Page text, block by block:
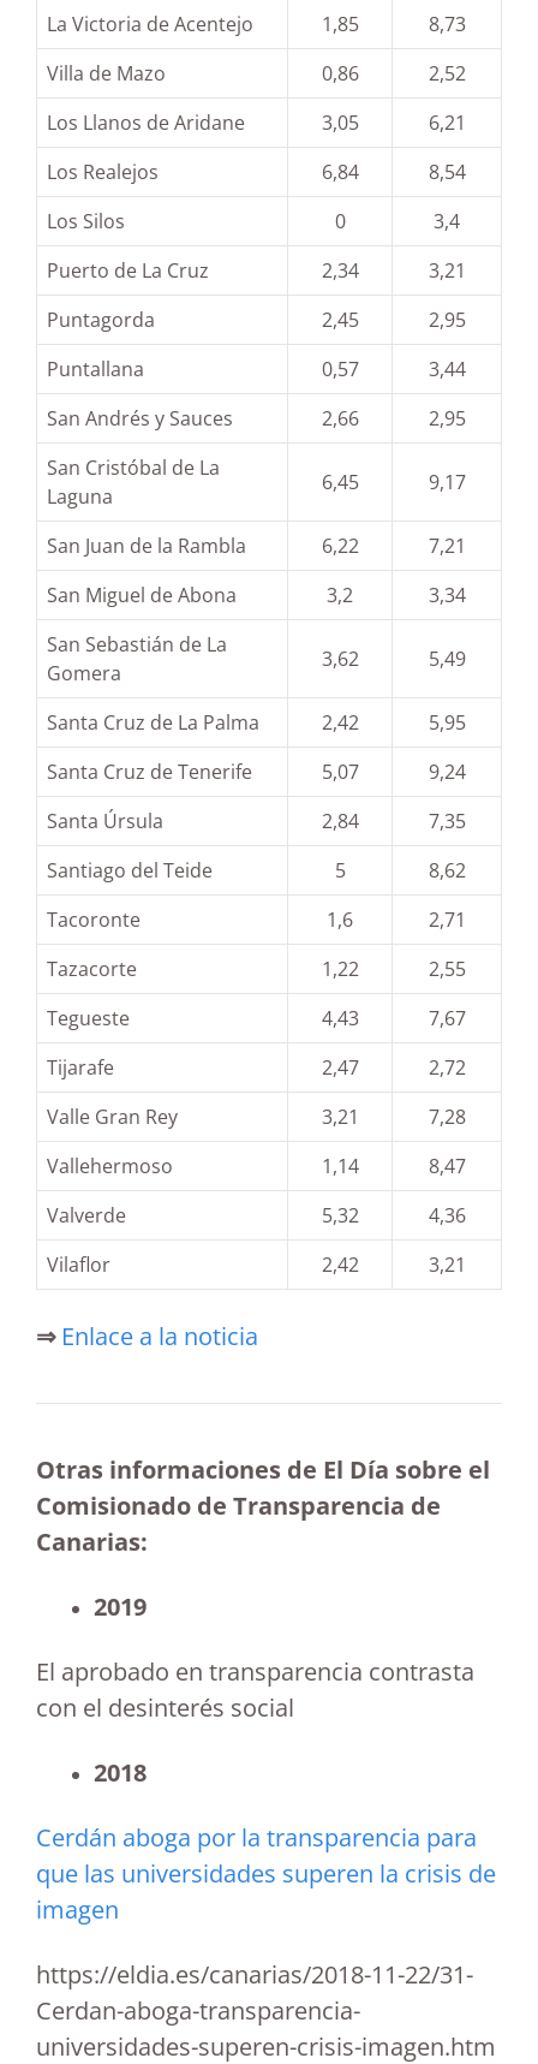
La Victoria de Acentejo 1,85
8,73
Villa de Mazo
0,86
2,52
Los Llanos de Aridane
3,05
6,21
Los Realejos
6,84
8,54
Los Silos
0
3,4
Puerto de La Cruz
2,34
3,21
Puntagorda
2,45
2,95
Puntallana
0,57
3,44
San Andrés y Sauces
2,66
2,95
San Cristóbal de La
Laguna
6,45 9,17
San Juan de la Rambla 6,22
7,21
San Miguel de Abona
3,2
3,34
San Sebastián de La
Gomera
3,62 5,49
Santa Cruz de La Palma 2,42
5,95
Santa Cruz de Tenerife
5,07
9,24
Santa Úrsula
2,84
7,35
Santiago del Teide
5
8,62
Tacoronte
1,6
2,71
Tazacorte
1,22
2,55
Tegueste
4,43
7,67
Tijarafe
2,47
2,72
Valle Gran Rey
3,21
7,28
Vallehermoso
1,14
8,47
Valverde
5,32
4,36
Vilaflor
2,42 3,21
⇒ Enlace a la noticia
Otras informaciones de El Día sobre el
Comisionado de Transparencia de
Canarias:
2019
El aprobado en transparencia contrasta
con el desinterés social
2018
Cerdán aboga por la transparencia para
que las universidades superen la crisis de
imagen
https://eldia.es/canarias/2018-11-22/31-
Cerdan-aboga-transparencia-
universidades-superen-crisis-imagen.htm